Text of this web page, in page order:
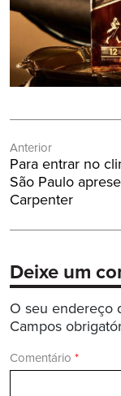
de
Post
Anterior
Post
Anterior:
Para entrar no
São Paulo
Carpenter
Deixe um
O seu endereço
Campos
Comentário *